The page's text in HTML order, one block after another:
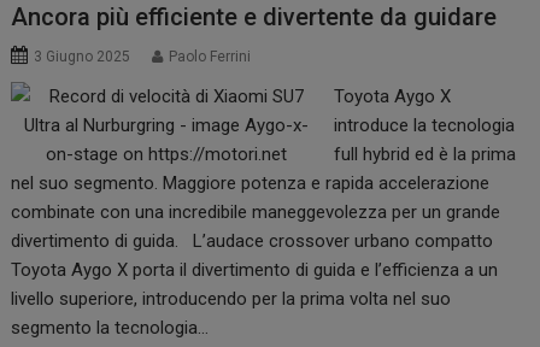
Ancora più efficiente e divertente da guidare
3 Giugno 2025 Paolo Ferrini
Toyota Aygo X
introduce la tecnologia
full hybrid ed è la prima
nel suo segmento. Maggiore potenza e rapida accelerazione
combinate con una incredibile maneggevolezza per un grande
divertimento di guida. L’audace crossover urbano compatto
Toyota Aygo X porta il divertimento di guida e l’efficienza a un
livello superiore, introducendo per la prima volta nel suo
segmento la tecnologia…